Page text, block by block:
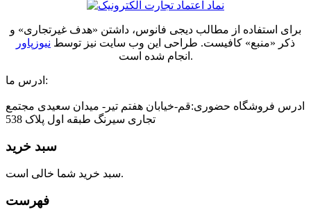
برای استفاده از مطالب دیجی فانوس، داشتن «هدف غیرتجاری» و
ذکر «منبع» کافیست. طراحی این وب سایت نیز توسط نیوزپاور
انجام شده است.
ادرس ما:
ادرس فروشگاه حضوری:قم-خیابان هفتم تیر- میدان سعیدی مجتمع
تجاری سیرنگ طبقه اول پلاک 538
سبد خرید
سبد خرید شما خالی است.
فهرست